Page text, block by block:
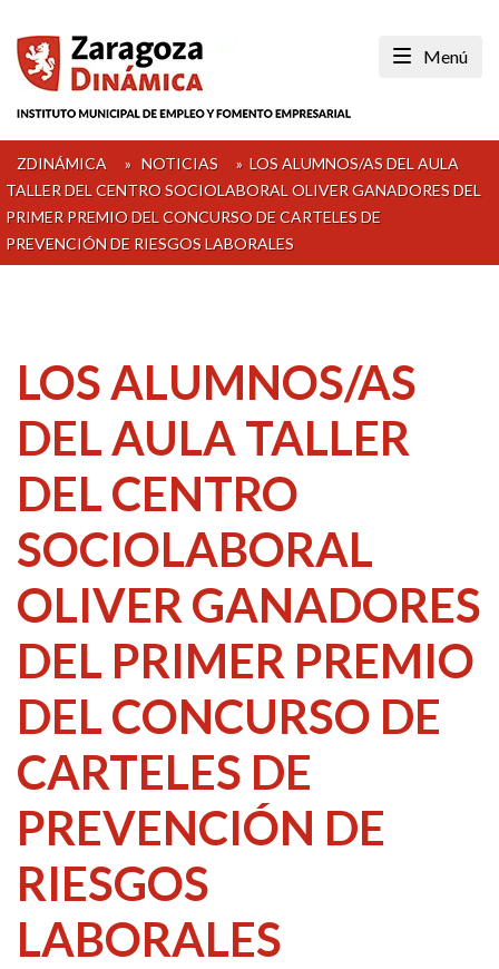
content
Menú
ZDINÁMICA » NOTICIAS » LOS ALUMNOS/AS DEL AULA
TALLER DEL CENTRO SOCIOLABORAL OLIVER GANADORES DEL
PRIMER PREMIO DEL CONCURSO DE CARTELES DE
PREVENCIÓN DE RIESGOS LABORALES
LOS ALUMNOS/AS
DEL AULA TALLER
DEL CENTRO
SOCIOLABORAL
OLIVER GANADORES
DEL PRIMER PREMIO
DEL CONCURSO DE
CARTELES DE
PREVENCIÓN DE
RIESGOS
LABORALES